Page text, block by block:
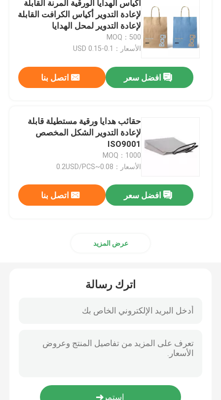
تغليف هدايا صندوق الساعة
عبوات الهدايا المخصصة
صندوق تغليف ورق الكرافت
أكياس الهدايا الورقية القابلة لإعادة التدوير
أكياس الهدايا الورقية المرنة القابلة
لإعادة التدوير أكياس الكرافت القابلة
لإعادة التدوير لمحل الهدايا
MOQ：500
الأسعار：0.1-0.15 USD
افضل سعر اتصل بنا
حقائب هدايا ورقية مستطيلة قابلة
لإعادة التدوير الشكل المخصص
ISO9001
MOQ：1000
الأسعار：0.08~0.2USD/PCS
افضل سعر اتصل بنا
عرض المزيد
اترك رسالة